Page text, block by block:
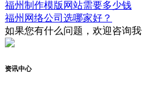
福州制作模版网站需要多少钱
福州网络公司选哪家好？
如果您有什么问题，欢迎咨询我
资讯中心